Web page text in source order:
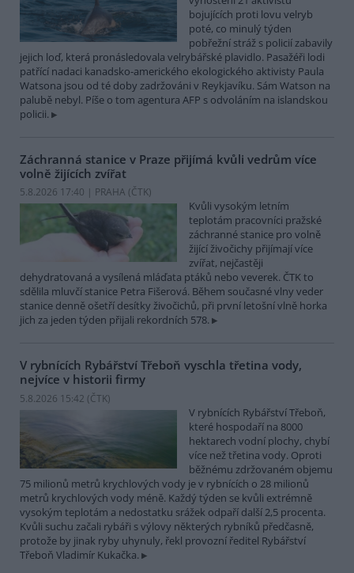
bojujících proti lovu velryb
poté, co minulý týden
pobřežní stráž s policií zabavily
jejich loď, která pronásledovala velrybářské plavidlo. Pasažéři lodi
patřící nadaci kanadsko-amerického ekologického aktivisty Paula
Watsona jsou od té doby zadržováni v Reykjavíku. Sám Watson na
palubě nebyl. Píše o tom agentura AFP s odvoláním na islandskou
policii.
Záchranná stanice v Praze přijímá kvůli vedrům více
volně žijících zvířat
5.8.2026 17:40 | PRAHA (ČTK)
Kvůli vysokým letním
teplotám pracovníci pražské
záchranné stanice pro volně
žijící živočichy přijímají více
zvířat, nejčastěji
dehydratovaná a vysílená mláďata ptáků nebo veverek. ČTK to
sdělila mluvčí stanice Petra Fišerová. Během současné vlny veder
stanice denně ošetří desítky živočichů, při první letošní vlně horka
jich za jeden týden přijali rekordních 578.
V rybnících Rybářství Třeboň vyschla třetina vody,
nejvíce v historii firmy
5.8.2026 15:42 (ČTK)
V rybnících Rybářství Třeboň,
které hospodaří na 8000
hektarech vodní plochy, chybí
více než třetina vody. Oproti
běžnému zdržovaném objemu
75 milionů metrů krychlových vody je v rybnících o 28 milionů
metrů krychlových vody méně. Každý týden se kvůli extrémně
vysokým teplotám a nedostatku srážek odpaří další 2,5 procenta.
Kvůli suchu začali rybáři s výlovy některých rybníků předčasně,
protože by jinak ryby uhynuly, řekl provozní ředitel Rybářství
Třeboň Vladimír Kukačka.